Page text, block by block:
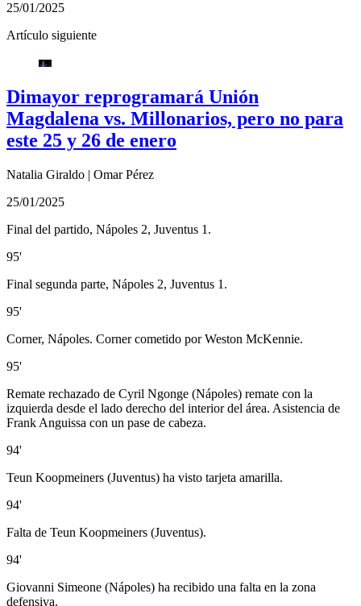
25/01/2025
Artículo siguiente
Dimayor reprogramará Unión
Magdalena vs. Millonarios, pero no para
este 25 y 26 de enero
Natalia Giraldo | Omar Pérez
25/01/2025
Final del partido, Nápoles 2, Juventus 1.
95'
Final segunda parte, Nápoles 2, Juventus 1.
95'
Corner, Nápoles. Corner cometido por Weston McKennie.
95'
Remate rechazado de Cyril Ngonge (Nápoles) remate con la
izquierda desde el lado derecho del interior del área. Asistencia de
Frank Anguissa con un pase de cabeza.
94'
Teun Koopmeiners (Juventus) ha visto tarjeta amarilla.
94'
Falta de Teun Koopmeiners (Juventus).
94'
Giovanni Simeone (Nápoles) ha recibido una falta en la zona
defensiva.